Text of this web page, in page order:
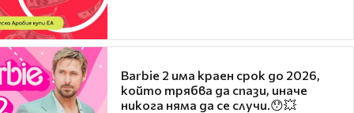
Barbie 2 има краен срок до 2026,
който трябва да спази, иначе
никога няма да се случи.😯💥